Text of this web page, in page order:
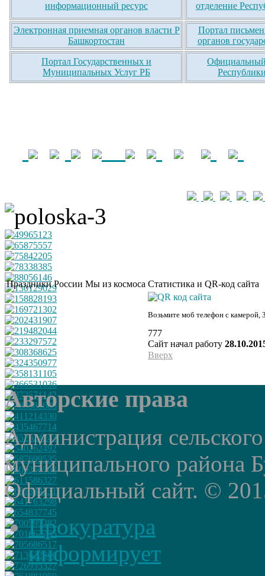
информационный ресурс отделение
Электронная приемная органов власти Р
Башкортостан
Портал
органов
Портал Государственных и
Муниципальных Услуг РБ
Официальный
Праздники России Мы из космоса Статистика и QR-код сайта
Возьмите моб телефон с камерой,
777
Сайт начал работу
Вверх
Авторские права
Администрация
муниципального района
Официальный сайт. ©
Прокуратура
информирует